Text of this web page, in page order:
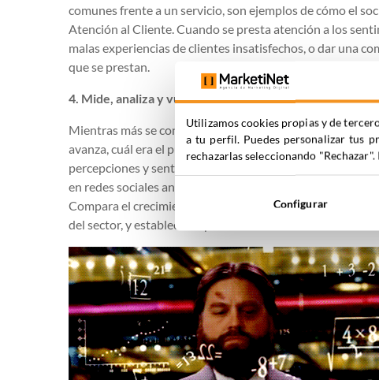
comunes frente a un servicio, son ejemplos de cómo el
Atención al Cliente. Cuando se presta atención a los
malas experiencias de clientes insatisfechos, o dar una
que se prestan.
4. Mide, analiza y vuelve a medir
Mientras más se conoce sobre lo que sucede en las
avanza, cuál era el punto de partida inicial y cuáles las
percepciones y sentimientos sobre la marca, en términos
en redes sociales antes y después de poner en marcha
Compara el crecimiento con el de los competidores para
del sector, y establece un punto de referencia sobre el
Utilizamos cookies propias y de
a tu perfil. Puedes personalizar tus
rechazarlas seleccionando
Configurar